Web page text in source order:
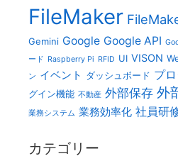
FileMaker
Gemini Google Google API
ード Raspberry Pi RFID UI VISON
ン イベント ダッシュボード プ
グイン機能 不動産 外部保存 外
業務システム 業務効率化 社員研
カテゴリー